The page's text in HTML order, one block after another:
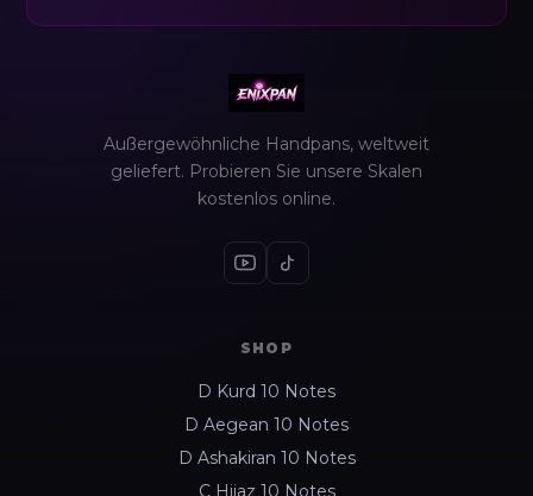
Außergewöhnliche Handpans, weltweit
geliefert. Probieren Sie unsere Skalen
kostenlos online.
SHOP
D Kurd 10 Notes
D Aegean 10 Notes
D Ashakiran 10 Notes
C Hijaz 10 Notes